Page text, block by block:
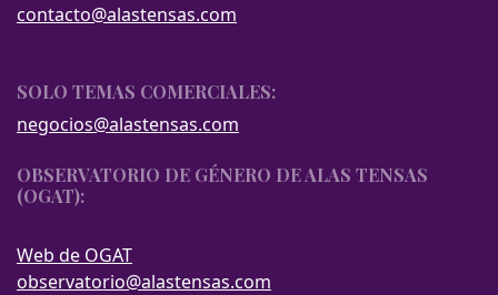
contacto@alastensas.com
SOLO TEMAS COMERCIALES:
negocios@alastensas.com
OBSERVATORIO DE GÉNERO DE ALAS TENSAS
(OGAT):
Web de OGAT
observatorio@alastensas.com